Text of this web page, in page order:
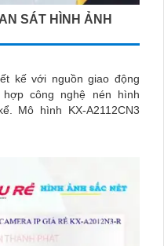
SÁT HÌNH ẢNH
kế với nguồn giao động
công nghệ nén hình